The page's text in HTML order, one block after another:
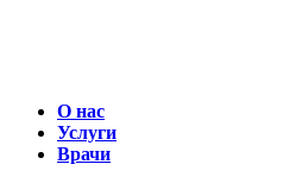
О нас
Услуги
Врачи